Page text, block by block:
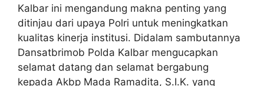
Kalbar ini mengandung makna penting yang
ditinjau dari upaya Polri untuk meningkatkan
kualitas kinerja institusi. Didalam sambutannya
Dansatbrimob Polda Kalbar mengucapkan
selamat datang dan selamat bergabung
kepada Akbp Mada Ramadita, S.I.K. yang